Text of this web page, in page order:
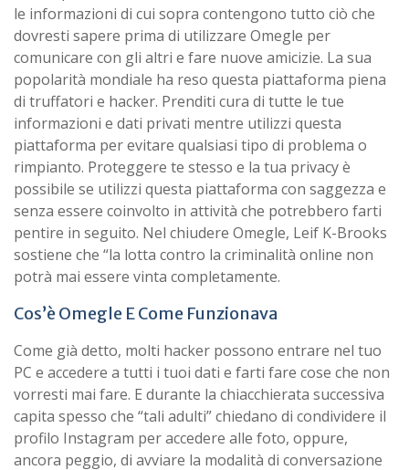
le informazioni di cui sopra contengono tutto ciò che
dovresti sapere prima di utilizzare Omegle per
comunicare con gli altri e fare nuove amicizie. La sua
popolarità mondiale ha reso questa piattaforma piena
di truffatori e hacker. Prenditi cura di tutte le tue
informazioni e dati privati mentre utilizzi questa
piattaforma per evitare qualsiasi tipo di problema o
rimpianto. Proteggere te stesso e la tua privacy è
possibile se utilizzi questa piattaforma con saggezza e
senza essere coinvolto in attività che potrebbero farti
pentire in seguito. Nel chiudere Omegle, Leif K-Brooks
sostiene che “la lotta contro la criminalità online non
potrà mai essere vinta completamente.
Cos’è Omegle E Come Funzionava
Come già detto, molti hacker possono entrare nel tuo
PC e accedere a tutti i tuoi dati e farti fare cose che non
vorresti mai fare. E durante la chiacchierata successiva
capita spesso che “tali adulti” chiedano di condividere il
profilo Instagram per accedere alle foto, oppure,
ancora peggio, di avviare la modalità di conversazione